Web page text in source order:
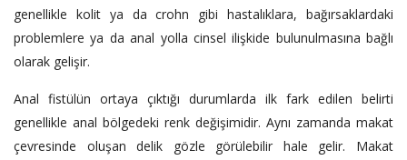
genellikle kolit ya da crohn gibi hastalıklara, bağırsaklardaki
problemlere ya da anal yolla cinsel ilişkide bulunulmasına bağlı
olarak gelişir.
Anal fistülün ortaya çıktığı durumlarda ilk fark edilen belirti
genellikle anal bölgedeki renk değişimidir. Aynı zamanda makat
çevresinde oluşan delik gözle görülebilir hale gelir. Makat